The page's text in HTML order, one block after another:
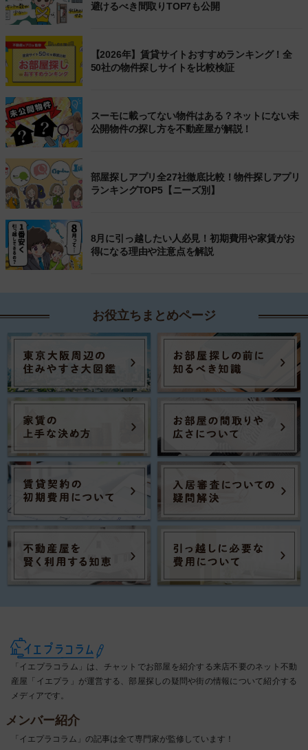
避けるべき間取りTOP7も公開
【2026年】賃貸サイトおすすめランキング！全
50社の物件探しサイトを比較検証
スーモに載ってない物件はある？ネットにない未
公開物件の探し方を不動産屋が解説！
部屋探しアプリ全27社徹底比較！物件探しアプリ
ランキングTOP5【ニーズ別】
8月に引っ越したい人必見！初期費用や家賃がお
得になる理由や注意点を解説
お役立ちまとめページ
「イエプラコラム」は、チャットでお部屋を紹介する来店不要のネット不動
産屋「イエプラ」が運営する、部屋探しの疑問や街の情報について紹介する
メディアです。
メンバー紹介
「イエプラコラム」の記事は全て専門家が監修しています！